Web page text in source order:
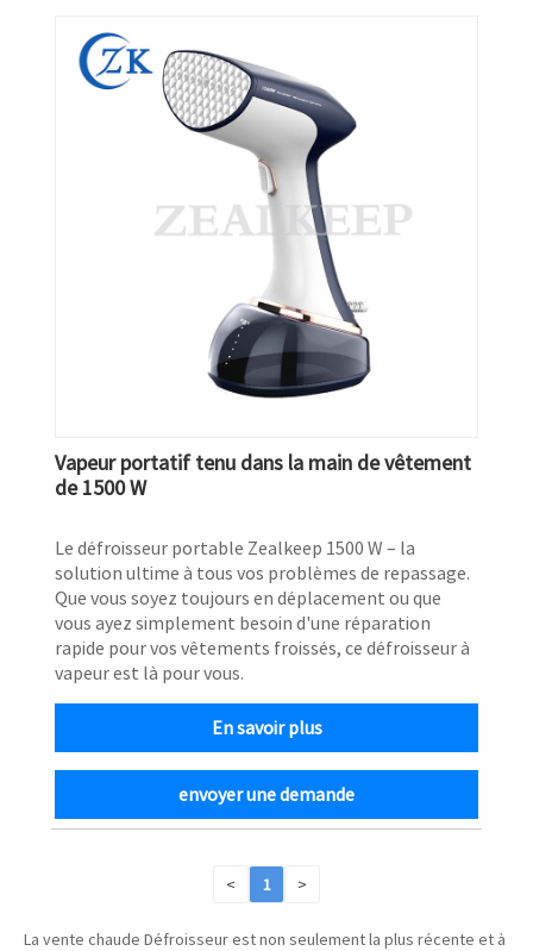
Vapeur portatif tenu dans la main de vêtement
de 1500 W
Le défroisseur portable Zealkeep 1500 W – la
solution ultime à tous vos problèmes de repassage.
Que vous soyez toujours en déplacement ou que
vous ayez simplement besoin d'une réparation
rapide pour vos vêtements froissés, ce défroisseur à
vapeur est là pour vous.
En savoir plus
envoyer une demande
< 1 >
La vente chaude Défroisseur est non seulement la plus récente et à